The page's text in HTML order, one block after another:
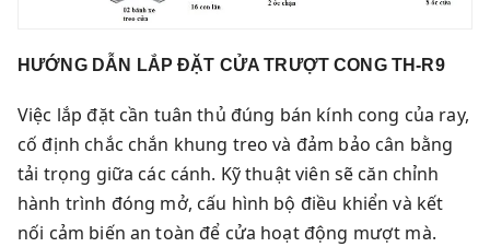
HƯỚNG DẪN LẮP ĐẶT CỬA TRƯỢT CONG TH-R9
Việc lắp đặt cần tuân thủ đúng bán kính cong của ray,
cố định chắc chắn khung treo và đảm bảo cân bằng
tải trọng giữa các cánh. Kỹ thuật viên sẽ căn chỉnh
hành trình đóng mở, cấu hình bộ điều khiển và kết
nối cảm biến an toàn để cửa hoạt động mượt mà.